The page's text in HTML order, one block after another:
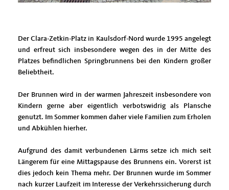
Der Clara-Zetkin-Platz in Kaulsdorf-Nord wurde 1995 angelegt
und erfreut sich insbesondere wegen des in der Mitte des
Platzes befindlichen Springbrunnens bei den Kindern großer
Beliebtheit.
Der Brunnen wird in der warmen Jahreszeit insbesondere von
Kindern gerne aber eigentlich verbotswidrig als Plansche
genutzt. Im Sommer kommen daher viele Familien zum Erholen
und Abkühlen hierher.
Aufgrund des damit verbundenen Lärms setze ich mich seit
Längerem für eine Mittagspause des Brunnens ein. Vorerst ist
dies jedoch kein Thema mehr. Der Brunnen wurde im Sommer
nach kurzer Laufzeit im Interesse der Verkehrssicherung durch